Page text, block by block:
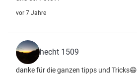
vor 7 Jahre
hecht 1509
danke für die ganzen tipps und Tricks😄